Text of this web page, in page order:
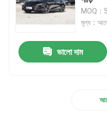
টেসলা ইলেকট্রিক যানবাহন
অ্যাভাটার ইলেকট্রিক গাড়ি
MOQ：5
মূল্য：
ভালো দাম